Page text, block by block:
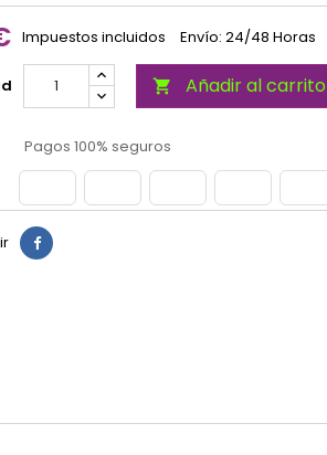
Impuestos incluidos Envío: 24/48 Horas
 Añadir al carrito
Pagos 100% seguros